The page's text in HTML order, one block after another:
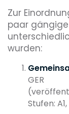
Zur
paar
wurden:
GER
Stufen: A1,